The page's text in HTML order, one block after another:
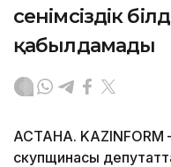
сенімсіздік
қабылдамады
АСТАНА. KAZINFORM
скупщинасы